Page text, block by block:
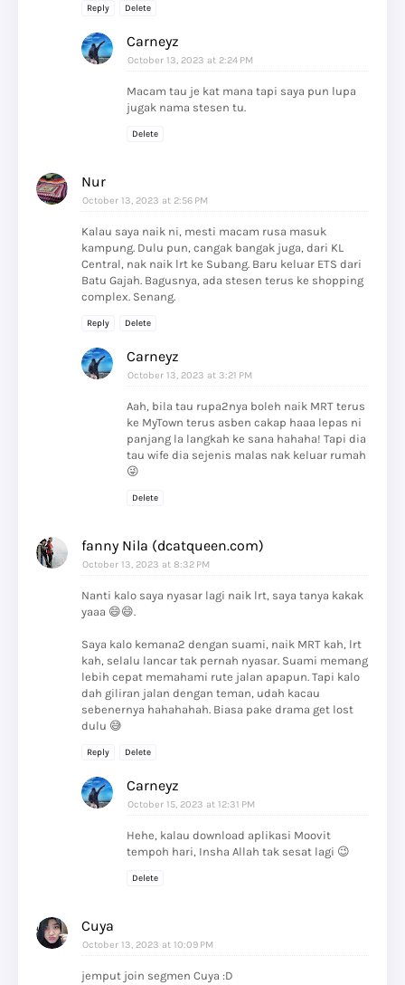
Reply Delete
Carneyz
October 13, 2023 at 2:24 PM
Macam tau je kat mana tapi saya pun lupa
jugak nama stesen tu.
Delete
Nur
October 13, 2023 at 2:56 PM
Kalau saya naik ni, mesti macam rusa masuk
kampung. Dulu pun, cangak bangak juga, dari KL
Central, nak naik lrt ke Subang. Baru keluar ETS dari
Batu Gajah. Bagusnya, ada stesen terus ke shopping
complex. Senang.
Reply Delete
Carneyz
October 13, 2023 at 3:21 PM
Aah, bila tau rupa2nya boleh naik MRT terus
ke MyTown terus asben cakap haaa lepas ni
panjang la langkah ke sana hahaha! Tapi dia
tau wife dia sejenis malas nak keluar rumah
😜
Delete
fanny Nila (dcatqueen.com)
October 13, 2023 at 8:32 PM
Nanti kalo saya nyasar lagi naik lrt, saya tanya kakak
yaaa 😄😄.
Saya kalo kemana2 dengan suami, naik MRT kah, lrt
kah, selalu lancar tak pernah nyasar. Suami memang
lebih cepat memahami rute jalan apapun. Tapi kalo
dah giliran jalan dengan teman, udah kacau
sebenernya hahahahah. Biasa pake drama get lost
dulu 😅
Reply Delete
Carneyz
October 15, 2023 at 12:31 PM
Hehe, kalau download aplikasi Moovit
tempoh hari, Insha Allah tak sesat lagi 😉
Delete
Cuya
October 13, 2023 at 10:09 PM
jemput join segmen Cuya :D